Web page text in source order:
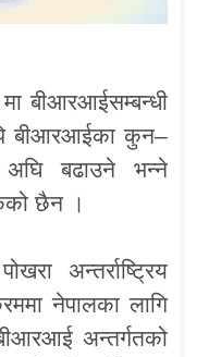
बीआरआईसम्बन्धी
बीआरआईका कुन–
अघि बढाउने भन्ने
छैन ।
अन्तर्राष्ट्रिय
नेपालका लागि
अन्तर्गतको